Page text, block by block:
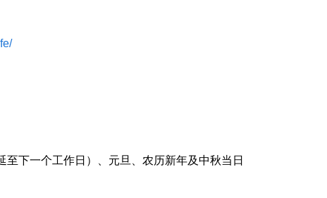
下一个工作日）、元旦、农历新年及中秋当日